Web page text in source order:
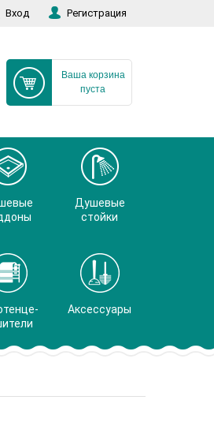
Вход Регистрация
Ваша корзина
пуста
Душевые
стойки
Аксессуары